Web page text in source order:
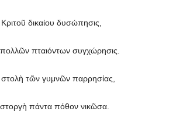
δικαίου δυσώπησις,
πολλῶν πταιόντων συγχώρησις.
στολὴ τῶν γυμνῶν παρρησίας,
στοργὴ πάντα πόθον νικῶσα.